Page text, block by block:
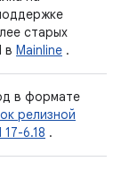
старых
в Mainline .
в формате
релизной
6.18 .